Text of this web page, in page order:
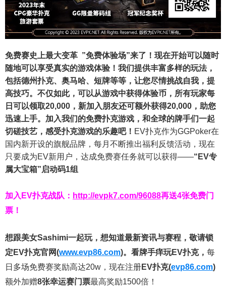
免费赛史上最大变革 ”免费体验场”来了！ 现在开始可以随时
随地可以享受真实的游戏体验！我们提供丰富多样的玩法，
包括德州扑克、奥马哈、短牌等等，让您尽情挑战自我，提
高技巧。不仅如此， 可以从游戏中获得体验币，所有玩家每
日可以领取20,000，新加入朋友还可额外获得20,000，助您
迅速上手。 加入我们的免费扑克游戏，和全球的牌手们一起
切磋技艺，感受扑克游戏的乐趣吧！ EV扑克作为GGPoker在
国内新开设的旗舰品牌，每月不断推出福利反馈活动，现在
只要成为EV新用户，达成免费赛任务就可以获得——“EV专
属大宝箱”启动码1组
加入EV扑克战队： http://evpk7.com/96088再送4张免费门
票！
想跟美女Sashimi一起玩， 想知道最新资讯与赛程， 敬请锁
定EV扑克官网(www.evp86.com)。 看牌手痒玩EV扑克， 每
日多场免费赛奖励高达20w，现在注册EV扑克(evp86.com)
额外加赠8张幸运赛门票最高奖励1500倍！